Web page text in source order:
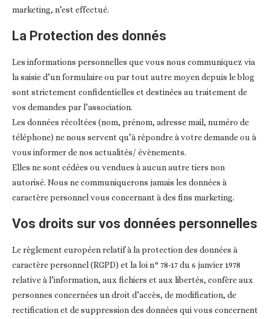
marketing, n’est effectué.
La Protection des donnés
Les informations personnelles que vous nous communiquez via
la saisie d’un formulaire ou par tout autre moyen depuis le blog
sont strictement confidentielles et destinées au traitement de
vos demandes par l’association.
Les données récoltées (nom, prénom, adresse mail, numéro de
téléphone) ne nous servent qu’à répondre à votre demande ou à
vous informer de nos actualités/ évènements.
Elles ne sont cédées ou vendues à aucun autre tiers non
autorisé. Nous ne communiquerons jamais les données à
caractère personnel vous concernant à des fins marketing.
Vos droits sur vos données personnelles
Le règlement européen relatif à la protection des données à
caractère personnel (RGPD) et la loi n° 78-17 du 6 janvier 1978
relative à l’information, aux fichiers et aux libertés, confère aux
personnes concernées un droit d’accès, de modification, de
rectification et de suppression des données qui vous concernent